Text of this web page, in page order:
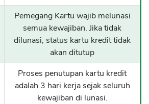
Pemegang Kartu wajib melunasi
semua kewajiban. Jika tidak
dilunasi, status kartu kredit tidak
akan ditutup
Proses penutupan kartu kredit
adalah 3 hari kerja sejak seluruh
kewajiban di lunasi.